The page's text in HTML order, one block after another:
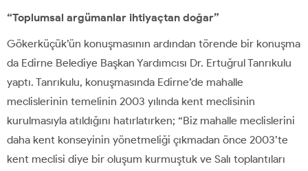
“Toplumsal argümanlar ihtiyaçtan doğar”
Gökerküçük’ün konuşmasının ardından törende bir konuşma
da Edirne Belediye Başkan Yardımcısı Dr. Ertuğrul Tanrıkulu
yaptı. Tanrıkulu, konuşmasında Edirne’de mahalle
meclislerinin temelinin 2003 yılında kent meclisinin
kurulmasıyla atıldığını hatırlatırken; “Biz mahalle meclislerini
daha kent konseyinin yönetmeliği çıkmadan önce 2003’te
kent meclisi diye bir oluşum kurmuştuk ve Salı toplantıları